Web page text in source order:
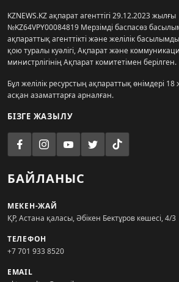
KZNEWS.KZ ақпарат агенттігі 29.12.2023 жылғы
№KZ64VPY00084819 Мерзімді баспасөз
ақпараттық агенттікті және желілік
қою туралы куәлігі, Ақпарат және
министрлігінің Ақпарат комитетімен берілген.
Бұл желілік ресурстың ақпараттық өнімдері 18
асқан азаматтарға арналған.
БІЗГЕ ЖАЗЫЛУ
БАЙЛАНЫС
МЕКЕН-ЖАЙ
ҚР, Астана қаласы, Әбікен Бектұров көшесі, 4/3
ТЕЛЕФОН
+7 701 933 8520
EMAIL